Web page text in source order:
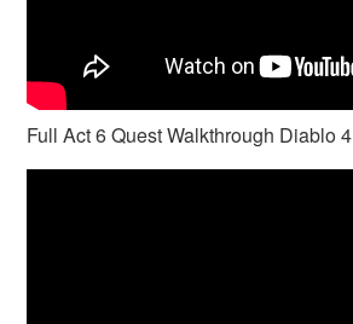
Full Act 6 Quest Walkthrough Diablo 4